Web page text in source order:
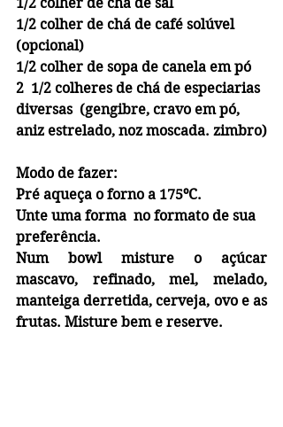
1/2 colher de chá de café solúvel
(opcional)
1/2 colher de sopa de canela em pó
2  1/2 colheres de chá de especiarias
diversas  (gengibre, cravo em pó,
aniz estrelado, noz moscada. zimbro)
Modo de fazer:
Pré aqueça o forno a 175ºC.
Unte uma forma  no formato de sua
preferência.
Num bowl misture o açúcar
mascavo, refinado, mel, melado,
manteiga derretida, cerveja, ovo e as
frutas. Misture bem e reserve.